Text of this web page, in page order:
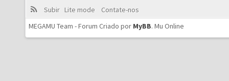
Subir Lite mode
Contate-nos
MEGAMU Team - Forum Criado por MyBB. Mu Online